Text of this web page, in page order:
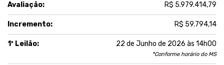
Avaliação: R$ 5.979.414,79
Incremento: R$ 59.794,14
1º Leilão: 22 de Junho de 2026 às 14h00
*Conforme horário do MS